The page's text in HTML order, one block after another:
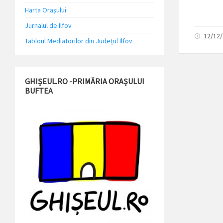
12/
Harta Orașului
Jurnalul de Ilfov
Tabloul Mediatorilor din Județul Ilfov
GHIȘEUL.RO -PRIMĂRIA ORAȘULUI
BUFTEA